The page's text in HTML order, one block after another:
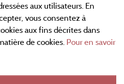
d'utilisation
aux utilisateurs. En
vous consentez à
aux fins décrites dans
de cookies. Pour en savoir